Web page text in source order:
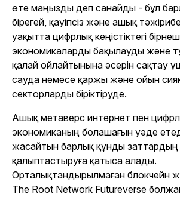
өте маңызды деп санайды - бұл
бірегей, қауіпсіз және ашық
уақытта цифрлық кеңістіктегі
экономикаларды бақылауды және
қалай ойлайтынына әсерін сақтау
сауда немесе қаржы және ойын
секторларды біріктіруде.
Ашық метаверс интернет пен
экономиканың болашағын уәде
жасайтын барлық құнды заттардың
қалыптастыруға қатыса алады.
Орталықтандырылмаған блокчейн
The Root Network Futureverse